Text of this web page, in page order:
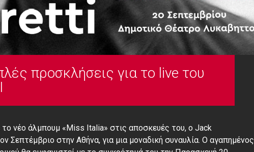
προσκλήσεις για το live του
νέο άλμπουμ «Miss Italia» στις αποσκευές του, ο Jack
Σεπτέμβριο στην Αθήνα, για μια μοναδική συναυλία. Ο αγαπημένος